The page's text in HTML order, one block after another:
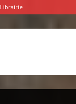
Librairie